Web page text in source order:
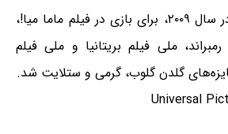
مریل استریپ در سال ۲۰۰۹، برای بازی در فیلم ماما میا!،
ملی فیلم بریتانیا و ملی فیلم
گلدن گلوب، گرمی و ستلایت شد.
Universal